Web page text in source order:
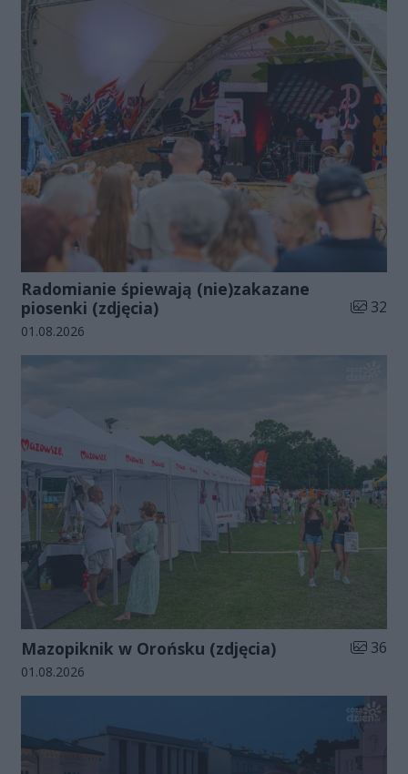
Radomianie śpiewają (nie)zakazane
piosenki (zdjęcia)
Liczba
32
Data dodania galerii:
01.08.2026
Mazopiknik w Orońsku (zdjęcia) Liczba
36
Data dodania galerii:
01.08.2026